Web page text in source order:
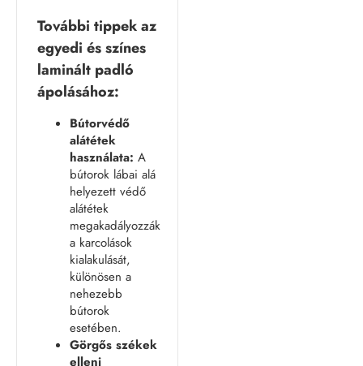
További tippek az
egyedi és színes
laminált padló
ápolásához:
Bútorvédő
alátétek
használata: A
bútorok lábai alá
helyezett védő
alátétek
megakadályozzák
a karcolások
kialakulását,
különösen a
nehezebb
bútorok
esetében.
Görgős székek
elleni